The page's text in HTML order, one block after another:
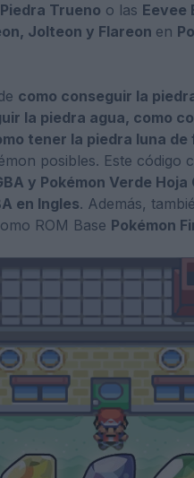
Trueno o las Eevee
Jolteon y Flareon en
como conseguir la
la piedra agua, como
tener la piedra luna de
posibles. Este código
y Pokémon Verde Hoja
en Ingles. Además,
ROM Base Pokémon